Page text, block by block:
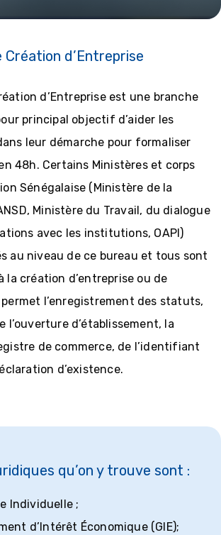
Création d’Entreprise
d’Entreprise est une branche
principal objectif d’aider les
leur démarche pour formaliser
48h. Certains Ministères et corps
Sénégalaise (Ministère de la
Ministère du Travail, du dialogue
avec les institutions, OAPI)
au niveau de ce bureau et tous sont
la création d’entreprise ou de
permet l’enregistrement des statuts,
l’ouverture d’établissement, la
de commerce, de l’identifiant
d’existence.
qu’on y trouve sont :
Individuelle ;
d’Intérêt Économique (GIE);